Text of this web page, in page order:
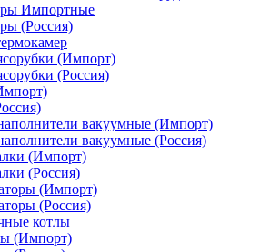
Импортные
(Россия)
(Импорт)
(Россия)
вакуумные (Импорт)
вакуумные (Россия)
(Импорт)
(Россия)
(Импорт)
(Россия)
котлы
(Импорт)